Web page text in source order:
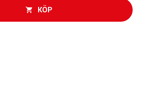
KÖP